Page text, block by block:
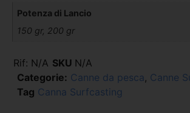
Potenza di Lancio
150 gr, 200 gr
Rif: N/A SKU N/A
Categorie: Canne da pesca, Canne
Tag Canna Surfcasting